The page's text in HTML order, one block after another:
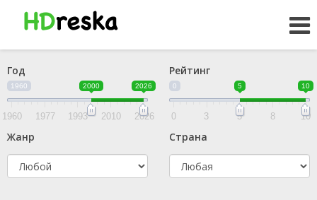
Год
1960 2000 2026
1960 1977 1993 2010 2026
Рейтинг
0 5 10
0 3 5 8 10
Жанр Страна